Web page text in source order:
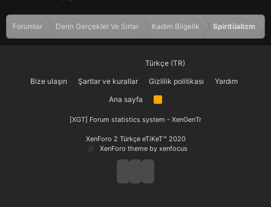
Forumlar Derin Gerçekler Ve Sırlar Kadim Bilgelik Spiritüalizm
Türkçe (TR)
Bize ulaşın
Şartlar ve kurallar Gizlilik politikası
Yardım
Ana sayfa
R
[XGT] Forum statistics system - XenGenTr
XenForo 2 Türkçe eTiKeT™ 2020
XenForo theme by xenfocus